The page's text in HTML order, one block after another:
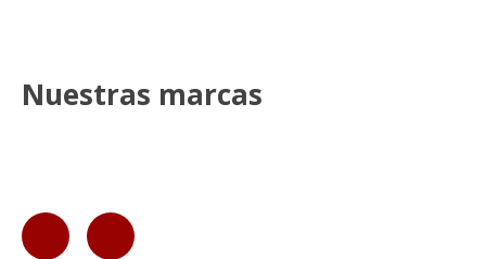
Nuestras marcas